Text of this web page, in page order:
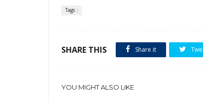
Tags :
SHARE THIS Share it
YOU MIGHT ALSO LIKE